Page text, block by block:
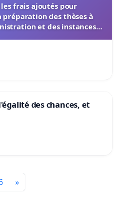
frais ajoutés pour
des thèses à
et des instances
des chances, et
»